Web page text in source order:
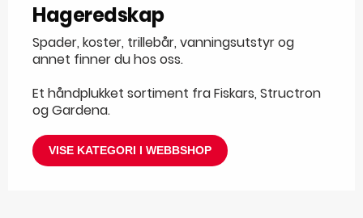
Hageredskap
Spader, koster, trillebår, vanningsutstyr og
annet finner du hos oss.
Et håndplukket sortiment fra Fiskars, Structron
og Gardena.
VISE KATEGORI I WEBBSHOP